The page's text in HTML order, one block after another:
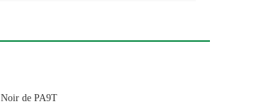
Noir de PA9T